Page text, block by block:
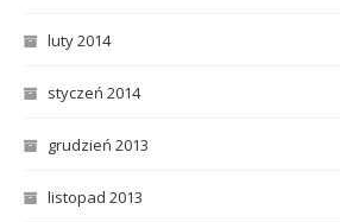
luty 2014
styczeń 2014
grudzień 2013
listopad 2013